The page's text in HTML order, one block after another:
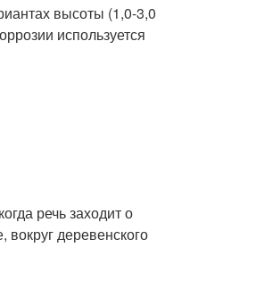
высоты (1,0-3,0
используется
речь заходит о
деревенского